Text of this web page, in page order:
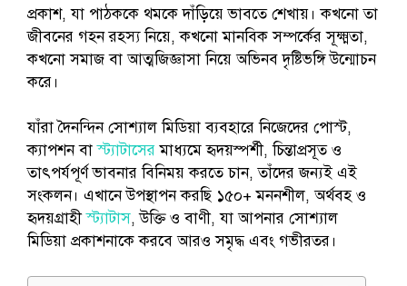
প্রকাশ, যা পাঠককে থমকে দাঁড়িয়ে ভাবতে শেখায়। কখনো তা
জীবনের গহন রহস্য নিয়ে, কখনো মানবিক সম্পর্কের সূক্ষ্মতা,
কখনো সমাজ বা আত্মজিজ্ঞাসা নিয়ে অভিনব দৃষ্টিভঙ্গি উন্মোচন
করে।
যাঁরা দৈনন্দিন সোশ্যাল মিডিয়া ব্যবহারে নিজেদের পোস্ট,
ক্যাপশন বাস্ট্যাটাসেরমাধ্যমে হৃদয়স্পর্শী, চিন্তাপ্রসূত ও
তাৎপর্যপূর্ণ ভাবনার বিনিময় করতে চান, তাঁদের জন্যই এই
সংকলন। এখানে উপস্থাপন করছি ১৫০+ মননশীল, অর্থবহ ও
হৃদয়গ্রাহীস্ট্যাটাস, উক্তি ও বাণী, যা আপনার সোশ্যাল
মিডিয়া প্রকাশনাকে করবে আরও সমৃদ্ধ এবং গভীরতর।